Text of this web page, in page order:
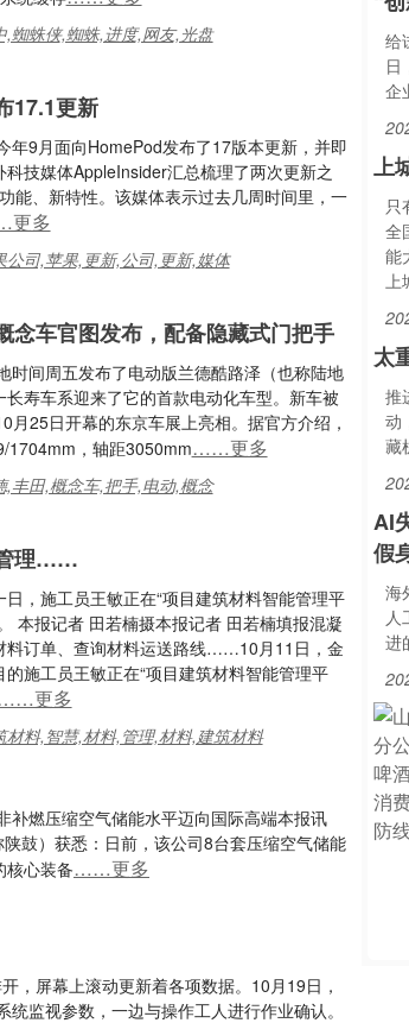
,蜘蛛侠,蜘蛛,进度,网友,光盘
17.1更新
年9月面向HomePod发布了17版本更新，并即
技媒体AppleInsider汇总梳理了两次更新之
能、新特性。该媒体表示过去几周时间里，一
多
公司,苹果,更新,公司,更新,媒体
念车官图发布，配备隐藏式门把手
时间周五发布了电动版兰德酷路泽（也称陆地
寿车系迎来了它的首款电动化车型。新车被
月25日开幕的东京车展上亮相。据官方介绍，
1704mm，轴距3050mm……更多
,丰田,概念车,把手,电动,概念
管理……
，施工员王敏正在“项目建筑材料智能管理平
本报记者 田若楠摄本报记者 田若楠填报混凝
料订单、查询材料运送路线……10月11日，金
施工员王敏正在“项目建筑材料智能管理平
更多
材料,智慧,材料,管理,材料,建筑材料
补燃压缩空气储能水平迈向国际高端本报讯
鼓）获悉：日前，该公司8台套压缩空气储能
核心装备……更多
，屏幕上滚动更新着各项数据。10月19日，
监视参数，一边与操作工人进行作业确认。
给
日
企
上
只
全
能
上
太
推
动
藏
AI
假
海
人
进